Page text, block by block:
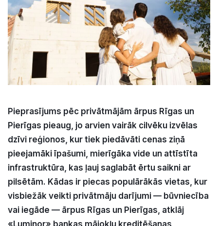
Vieta
Sludinājumi
Reklāma
Politiskā reklāma
Par mums
Kontakti
Ziņo redakcijai
Pieprasījums pēc privātmājām ārpus Rīgas un
Pierīgas pieaug, jo arvien vairāk cilvēku izvēlas
dzīvi reģionos, kur tiek piedāvāti cenas ziņā
pieejamāki īpašumi, mierīgāka vide un attīstīta
infrastruktūra, kas ļauj saglabāt ērtu saikni ar
pilsētām. Kādas ir piecas populārākās vietas, kur
visbiežāk veikti privātmāju darījumi — būvniecība
vai iegāde — ārpus Rīgas un Pierīgas, atklāj
«Luminor» bankas mājokļu kreditēšanas